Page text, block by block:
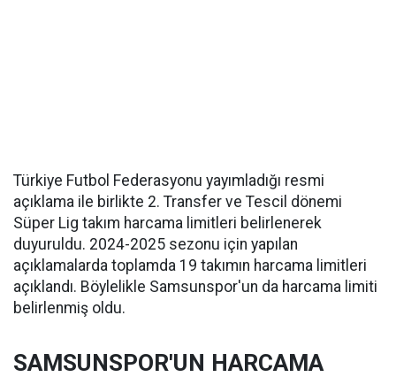
Türkiye Futbol Federasyonu yayımladığı resmi
açıklama ile birlikte 2. Transfer ve Tescil dönemi
Süper Lig takım harcama limitleri belirlenerek
duyuruldu. 2024-2025 sezonu için yapılan
açıklamalarda toplamda 19 takımın harcama limitleri
açıklandı. Böylelikle Samsunspor'un da harcama limiti
belirlenmiş oldu.
SAMSUNSPOR'UN HARCAMA